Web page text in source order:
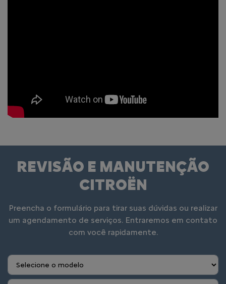
REVISÃO E MANUTENÇÃO
CITROËN
Preencha o formulário para tirar suas dúvidas ou realizar
um agendamento de serviços. Entraremos em contato
com você rapidamente.